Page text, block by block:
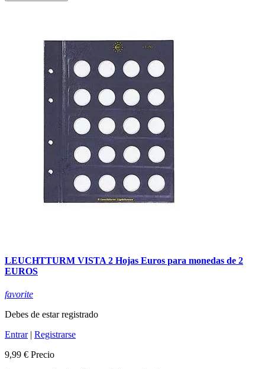
LEUCHTTURM VISTA 2 Hojas Euros para monedas de 2
EUROS
favorite
Debes de estar registrado
Entrar| Registrarse
9,99 € Precio